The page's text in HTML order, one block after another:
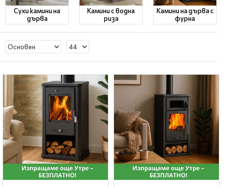
Сухи камини на
дърва
Камини с водна
риза
Камини на дърва с
фурна